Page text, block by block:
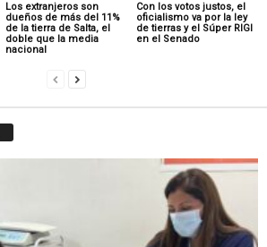
Los extranjeros son
dueños de más del 11%
de la tierra de Salta, el
doble que la media
nacional
Con los votos justos, el
oficialismo va por la ley
de tierras y el Súper RIGI
en el Senado